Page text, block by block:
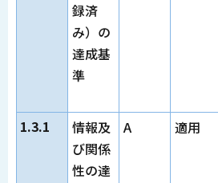
録済
み）の
達成基
準
1.3.1
情報及
び関係
性の達
A 適用